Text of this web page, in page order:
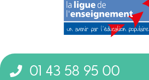
01 43 58 95 00